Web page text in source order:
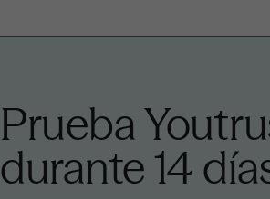
Prueba
durante 14